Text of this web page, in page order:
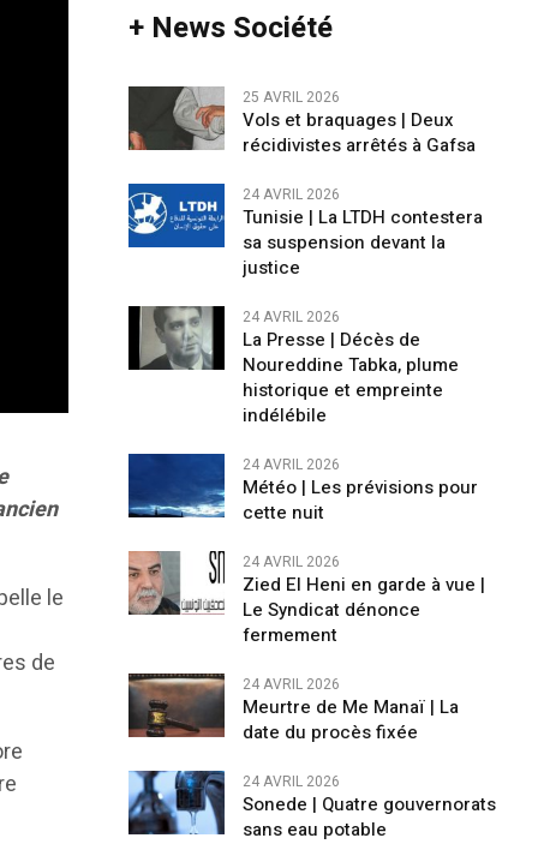
le
de
+ News Société
25 AVRIL 2026
Vols et braquages | Deux
récidivistes arrêtés à Gafsa
24 AVRIL 2026
Tunisie | La LTDH contestera
sa suspension devant la
justice
24 AVRIL 2026
La Presse | Décès de
Noureddine Tabka, plume
historique et empreinte
indélébile
24 AVRIL 2026
Météo | Les prévisions pour
cette nuit
24 AVRIL 2026
Zied El Heni en garde à vue |
Le Syndicat dénonce
fermement
24 AVRIL 2026
Meurtre de Me Manaï | La
date du procès fixée
24 AVRIL 2026
Sonede | Quatre gouvernorats
sans eau potable